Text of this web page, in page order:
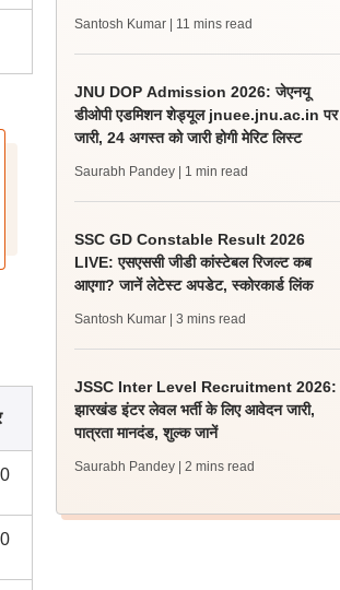
Santosh Kumar | 11 mins read
JNU DOP Admission 2026: जेएनयू
डीओपी एडमिशन शेड्यूल jnuee.jnu.ac.in पर
जारी, 24 अगस्त को जारी होगी मेरिट लिस्ट
Saurabh Pandey | 1 min read
SSC GD Constable Result 2026
LIVE: एसएससी जीडी कांस्टेबल रिजल्ट कब
आएगा? जानें लेटेस्ट अपडेट, स्कोरकार्ड लिंक
Santosh Kumar | 3 mins read
JSSC Inter Level Recruitment 2026:
झारखंड इंटर लेवल भर्ती के लिए आवेदन जारी,
पात्रता मानदंड, शुल्क जानें
Saurabh Pandey | 2 mins read